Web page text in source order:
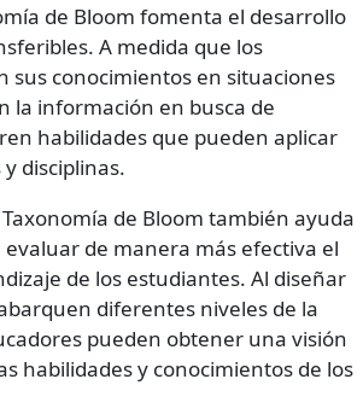
de Bloom fomenta el desarrollo
A medida que los
sus conocimientos en situaciones
la información en busca de
habilidades que pueden aplicar
disciplinas.
de Bloom también ayuda
evaluar de manera más efectiva el
de los estudiantes. Al diseñar
diferentes niveles de la
pueden obtener una visión
habilidades y conocimientos de los